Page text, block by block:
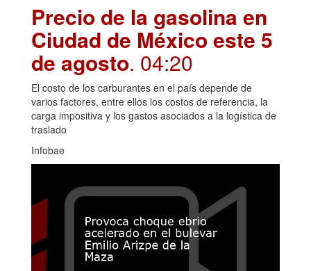
Precio de la gasolina en
Ciudad de México este 5
de agosto. 04:20
El costo de los carburantes en el país depende de
varios factores, entre ellos los costos de referencia, la
carga impositiva y los gastos asociados a la logística de
traslado
Infobae